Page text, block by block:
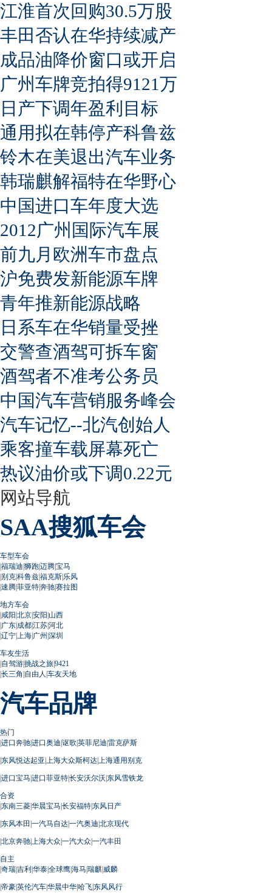
江淮首次回购30.5万股
丰田否认在华持续减产
成品油降价窗口或开启
广州车牌竞拍得9121万
日产下调年盈利目标
通用拟在韩停产科鲁兹
铃木在美退出汽车业务
韩瑞麒解福特在华野心
中国进口车年度大选
2012广州国际汽车展
前九月欧洲车市盘点
沪免费发新能源车牌
青年推新能源战略
日系车在华销量受挫
交警查酒驾可拆车窗
酒驾者不准考公务员
中国汽车营销服务峰会
汽车记忆--北汽创始人
乘客撞车载屏幕死亡
热议油价或下调0.22元
网站导航
SAA搜狐车会
车型车会
|福瑞迪|狮跑|迈腾|宝马
|别克|科鲁兹|福克斯|乐风
|速腾|菲亚特|奔驰|赛拉图
地方车会
|咸阳|北京|安阳|山西
|广东|成都|江苏|河北
|辽宁| 上海|广州 |深圳
车友生活
|自驾游|挑战之旅|9421
|长三角 |自由人 |车友天地
汽车品牌
热门
|进口奔驰|进口奥迪|讴歌|英菲尼迪|雷克萨斯
|东风悦达起亚| 上海大众斯柯达| 上海通用别克
|进口宝马|进口菲亚特|长安沃尔沃|东风雪铁龙
合资
|东南三菱|华晨宝马|长安福特|东风日产
|东风本田 |一汽马自达|一汽奥迪|北京现代
|北京奔驰| 上海大众|一汽大众|一汽丰田
自主
|奇瑞|吉利|华泰|全球鹰|海马|瑞麒|威麟
|帝豪|英伦汽车|华晨中华|哈飞|东风风行